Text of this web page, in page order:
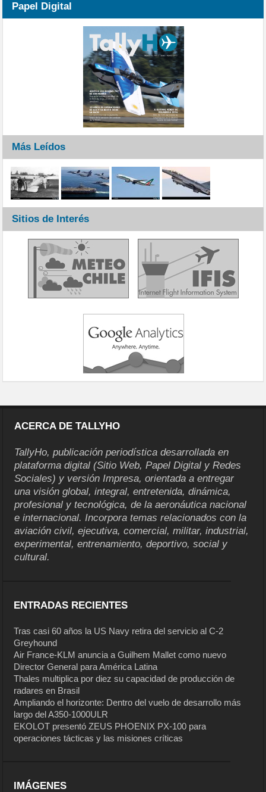
Papel Digital
Más Leídos
Sitios de Interés
ACERCA DE TALLYHO
TallyHo, publicación periodística desarrollada en
plataforma digital (Sitio Web, Papel Digital y Redes
Sociales) y versión Impresa, orientada a entregar
una visión global, integral, entretenida, dinámica,
profesional y tecnológica, de la aeronáutica nacional
e internacional. Incorpora temas relacionados con la
aviación civil, ejecutiva, comercial, militar, industrial,
experimental, entrenamiento, deportivo, social y
cultural.
ENTRADAS RECIENTES
Tras casi 60 años la US Navy retira del servicio al C-2
Greyhound
Air France-KLM anuncia a Guilhem Mallet como nuevo
Director General para América Latina
Thales multiplica por diez su capacidad de producción de
radares en Brasil
Ampliando el horizonte: Dentro del vuelo de desarrollo más
largo del A350-1000ULR
EKOLOT presentó ZEUS PHOENIX PX-100 para
operaciones tácticas y las misiones críticas
IMÁGENES